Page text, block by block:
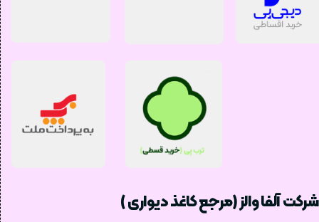
شرکت آلفا والز (مرجع کاغذ دیواری )